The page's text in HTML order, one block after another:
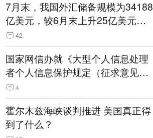
7月末，我国外汇储备规模为34188
亿美元，较6月末上升25亿美元，
升幅为0.07%
42
国家网信办就《大型个人信息处理
者个人信息保护规定（征求意见
稿）》公开征求意见
4
霍尔木兹海峡谈判推进 美国真正得
到了什么？